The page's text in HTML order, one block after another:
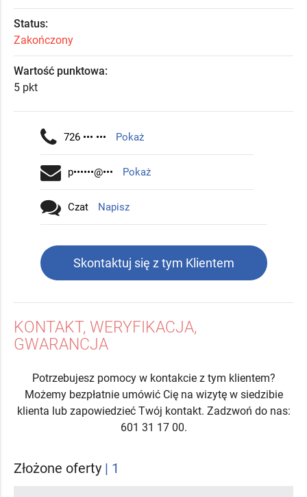
Status:
Zakończony
Wartość punktowa:
5 pkt
726 ••• ••• Pokaż
p••••••@••• Pokaż
Czat Napisz
Skontaktuj się z tym Klientem
KONTAKT, WERYFIKACJA,
GWARANCJA
Potrzebujesz pomocy w kontakcie z tym klientem?
Możemy bezpłatnie umówić Cię na wizytę w siedzibie
klienta lub zapowiedzieć Twój kontakt. Zadzwoń do nas:
601 31 17 00.
Złożone oferty | 1